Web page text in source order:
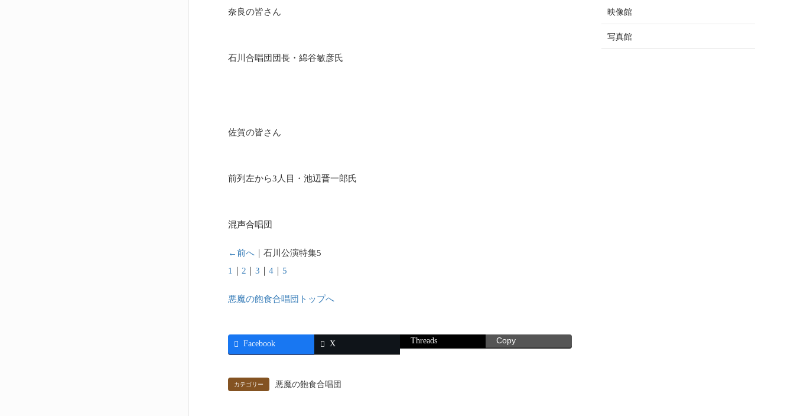
奈良の皆さん
石川合唱団団長・綿谷敏彦氏
佐賀の皆さん
前列左から3人目・池辺晋一郎氏
混声合唱団
←前へ ｜石川公演特集5
1
2 ｜3 ｜4 5
悪魔の飽食合唱団トップへ
Facebook X Threads Copy
カテゴリー 悪魔の飽食合唱団
映像館
写真館